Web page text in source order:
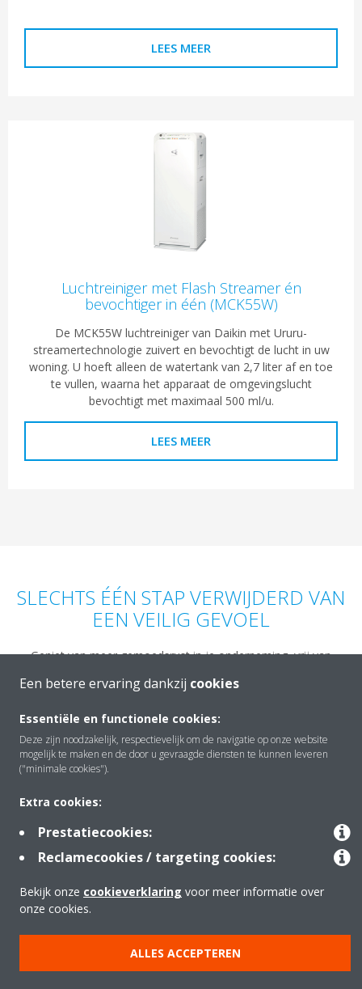
LEES MEER
Luchtreiniger met Flash Streamer én
bevochtiger in één (MCK55W)
De MCK55W luchtreiniger van Daikin met Ururu-
streamertechnologie zuivert en bevochtigt de lucht in uw
woning. U hoeft alleen de watertank van 2,7 liter af en toe
te vullen, waarna het apparaat de omgevingslucht
bevochtigt met maximaal 500 ml/u.
LEES MEER
SLECHTS ÉÉN STAP VERWIJDERD VAN
EEN VEILIG GEVOEL
Geniet van meer gemoedsrust in je onderneming, vrij van
virussen, bacteriën en allergieën. Laat Daikin voor de lucht in je
bedrijf zorgen, zodat jij je weer kunt focussen op het
ontvangen van je klanten.
Zuivere lucht. Uw gezondheid, onze zorg.
BESTEL DIRECT ONLINE
Data Protection Policy
Een betere ervaring dankzij cookies
Essentiële en functionele cookies:
Deze zijn noodzakelijk, respectievelijk om de navigatie op onze website
mogelijk te maken en de door u gevraagde diensten te kunnen leveren
("minimale cookies").
Extra cookies:
Prestatiecookies:
Reclamecookies / targeting cookies:
Bekijk onze cookieverklaring voor meer informatie over
onze cookies.
ALLES ACCEPTEREN